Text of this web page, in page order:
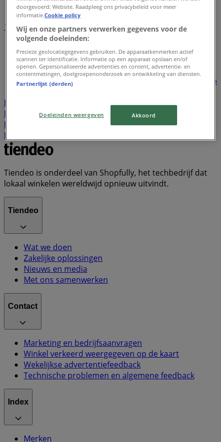
1 345
22
Lidl
Dirk Plus Aldi Kruidvat Nettorama
Action
Albert Heijn Vomar Hoogvliet
Dekamarkt
Wibra
Medipoint Scapino
Hubo
Poiesz
Decathlon Expert Etos
Markt
Zara Tanger Markt Primera
Makro
Kwantum
Praxis Naanhof
Ter Stal
Kik
Tiendeo is onderdeel van Shopfully, het techbedrijf dat
lokaal winkelen wereldwijd opnieuw uitvindt.
Tiendeo
Wat we doen
Zakelijke oplossingen
Nieuws en media
Met ons samenwerken
Contact
Marketing en bedrijfsaanvragen
Winkel verkeerd weergegeven op de kaart
Wekelijkse advertentiefeedback
Technische problemen en algemene feedback
Index
Merken
doorgevoerd: Website. Raadpleeg ons privacybeleid voor meer
informatie.Cookie policy
Wij en onze partners verwerken gegevens voor de
volgende doeleinden:
Precieze geolocatiegegevens gebruiken. De apparaatkenmerken actief
scannen ter identificatie. Informatie op een apparaat opslaan en/of
openen. Gepersonaliseerde advertenties en content, advertentie- en
contentmetingen, doelgroepenonderzoek en ontwikkeling van diensten.
Partnerlijst (derden)
Doeleinden weergeven Akkoord